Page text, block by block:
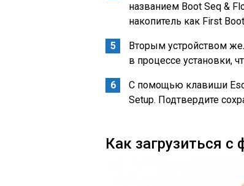
названием Boot Seq &
накопитель как First
Вторым устройством
в процессе установки,
С помощью клавиши Esc
Setup. Подтвердите
Как загрузиться